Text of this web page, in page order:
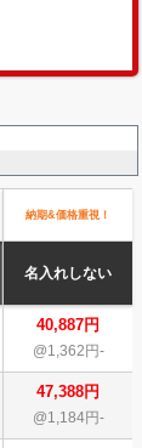
納期&価格重視！
名入れしない
40,887円
@1,362円-
47,388円
@1,184円-